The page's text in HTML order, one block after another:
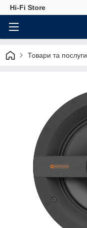
Hi-Fi Store
Товари та послуги